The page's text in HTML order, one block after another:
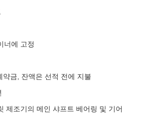
너에 고정
금, 잔액은 선적 전에 지불
제조기의 메인 샤프트 베어링 및 기어